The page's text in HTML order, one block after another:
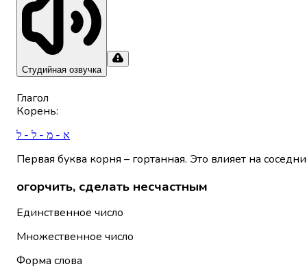
Студийная озвучка
Глагол
Корень:
א - מ - ל - ל
Первая буква корня – гортанная. Это влияет на
огорчить, сделать несчастным
Единственное число
Множественное число
Форма слова